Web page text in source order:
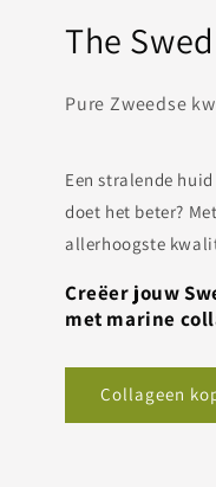
The
Pure Zweedse
Een stralende
doet het beter?
allerhoogste
Creëer jouw
met marine
Collageen